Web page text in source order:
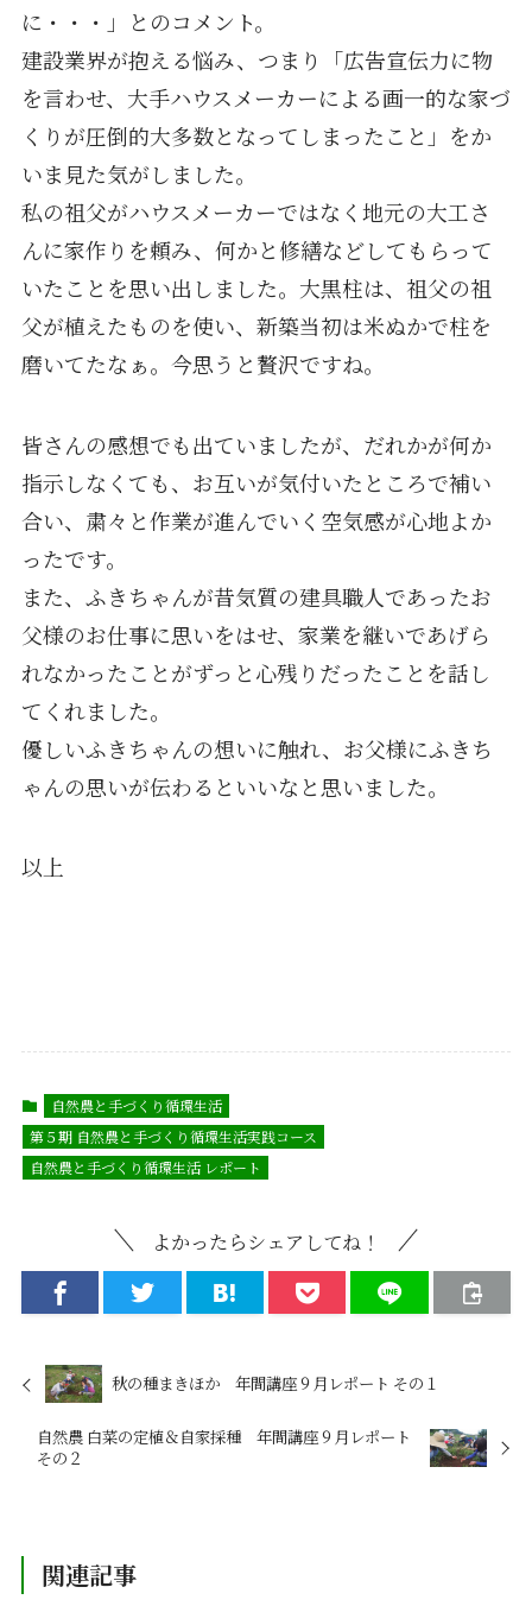
に・・・」とのコメント。
建設業界が抱える悩み、つまり「広告宣伝力に物
を言わせ、大手ハウスメーカーによる画一的な家づ
くりが圧倒的大多数となってしまったこと」をか
いま見た気がしました。
私の祖父がハウスメーカーではなく地元の大工さ
んに家作りを頼み、何かと修繕などしてもらって
いたことを思い出しました。大黒柱は、祖父の祖
父が植えたものを使い、新築当初は米ぬかで柱を
磨いてたなぁ。今思うと贅沢ですね。
皆さんの感想でも出ていましたが、だれかが何か
指示しなくても、お互いが気付いたところで補い
合い、粛々と作業が進んでいく空気感が心地よか
ったです。
また、ふきちゃんが昔気質の建具職人であったお
父様のお仕事に思いをはせ、家業を継いであげら
れなかったことがずっと心残りだったことを話し
てくれました。
優しいふきちゃんの想いに触れ、お父様にふきち
ゃんの思いが伝わるといいなと思いました。
以上
自然農と手づくり循環生活
第５期 自然農と手づくり循環生活実践コース
自然農と手づくり循環生活 レポート
よかったらシェアしてね！
秋の種まきほか 年間講座９月レポート その１
自然農 白菜の定植＆自家採種 年間講座９月レポート
その２
関連記事